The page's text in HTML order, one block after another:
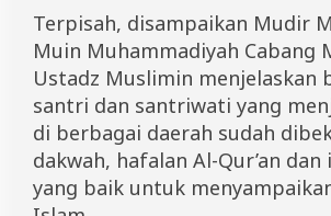
Terpisah, disampaikan Mudir
Muin Muhammadiyah Cabang
Ustadz Muslimin menjelaskan
santri dan santriwati yang
di berbagai daerah sudah
dakwah, hafalan Al-Qur’an dan
yang baik untuk